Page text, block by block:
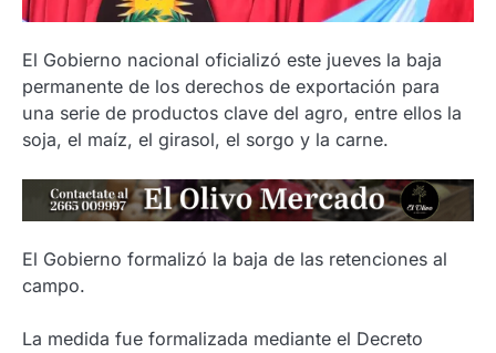
El Gobierno nacional oficializó este jueves la baja
permanente de los derechos de exportación para
una serie de productos clave del agro, entre ellos la
soja, el maíz, el girasol, el sorgo y la carne.
El Gobierno formalizó la baja de las retenciones al
campo.
La medida fue formalizada mediante el Decreto